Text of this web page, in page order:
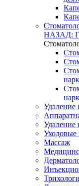
НАЗАД:
Удаление
Удаление
Уходовые
Массаж